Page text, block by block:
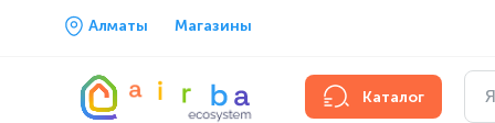
Алматы Магазины
Каталог